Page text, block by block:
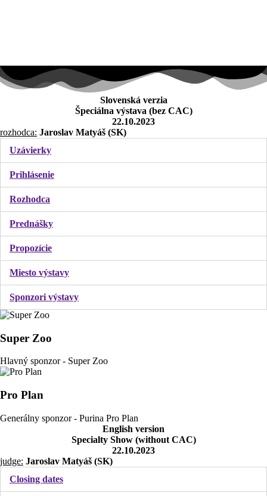
Slovenská verzia
Špeciálna výstava (bez CAC)
22.10.2023
rozhodca: Jaroslav Matyáš (SK)
Uzávierky
Prihlásenie
Rozhodca
Prednášky
Propozície
Miesto výstavy
Sponzori výstavy
Super Zoo
Hlavný sponzor - Super Zoo
Pro Plan
Generálny sponzor - Purina Pro Plan
English version
Specialty Show (without CAC)
22.10.2023
judge: Jaroslav Matyáš (SK)
Closing dates